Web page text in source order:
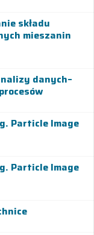
składu
mieszanin
danych–
Particle Image
Particle Image